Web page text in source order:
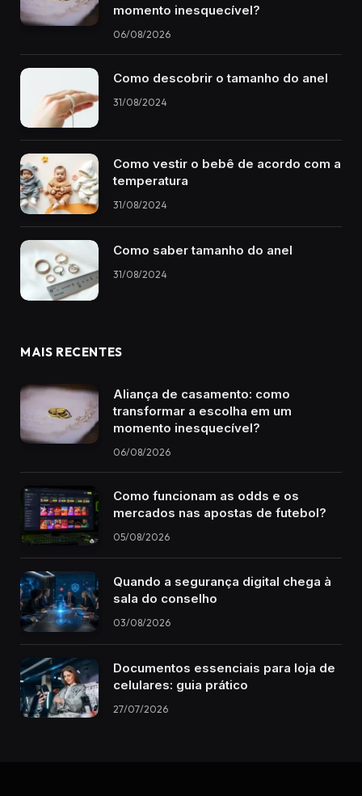
momento inesquecível?
06/08/2026
Como descobrir o tamanho do anel
31/08/2024
Como vestir o bebê de acordo com a
temperatura
31/08/2024
Como saber tamanho do anel
31/08/2024
MAIS RECENTES
Aliança de casamento: como
transformar a escolha em um
momento inesquecível?
06/08/2026
Como funcionam as odds e os
mercados nas apostas de futebol?
05/08/2026
Quando a segurança digital chega à
sala do conselho
03/08/2026
Documentos essenciais para loja de
celulares: guia prático
27/07/2026